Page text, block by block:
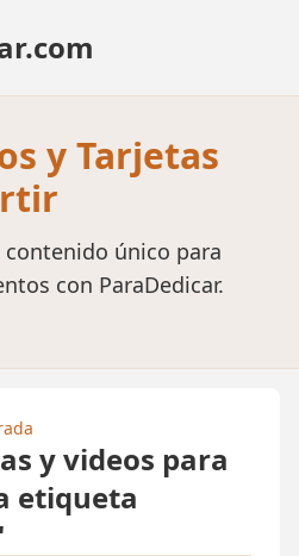
y Tarjetas
único para
con ParaDedicar.
y videos para
etiqueta